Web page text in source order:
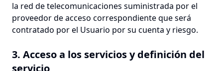
la red de telecomunicaciones suministrada por el
proveedor de acceso correspondiente que será
contratado por el Usuario por su cuenta y riesgo.
3. Acceso a los servicios y definición del
servicio